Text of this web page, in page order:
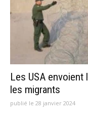
Les USA envoient
les migrants
publié le 28 janvier 2024